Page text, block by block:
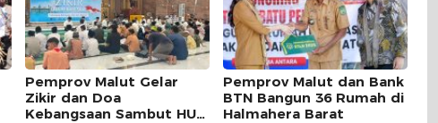
Pemprov Malut Gelar
Zikir dan Doa
Kebangsaan Sambut HUT
Pemprov Malut dan Bank
BTN Bangun 36 Rumah di
Halmahera Barat